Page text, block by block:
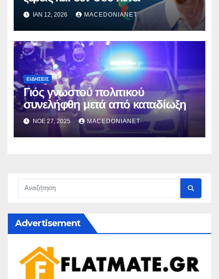
ΙΑΝ 12, 2026 MACEDONIANET
ΕΙΔΉΣΕΙΣ
Γιός γνωστού πολιτικού
συνελήφθη μετά από καταδίωξη
ΝΟΈ 27, 2025 MACEDONIANET
Advertisement